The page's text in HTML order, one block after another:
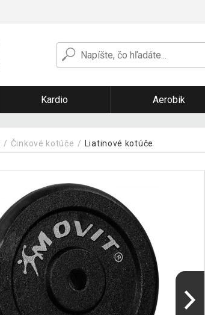
Kardio Aerobik
Činkové kotúče Liatinové kotúče